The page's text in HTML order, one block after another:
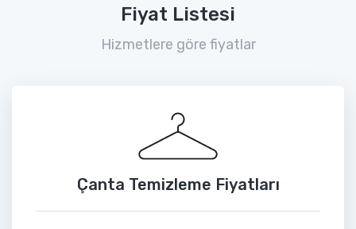
Fiyat Listesi
Hizmetlere göre fiyatlar
Çanta Temizleme Fiyatları